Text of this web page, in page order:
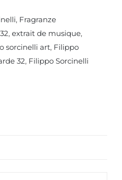
, Fragranze
, extrait de musique,
sorcinelli art, Filippo
32, Filippo Sorcinelli